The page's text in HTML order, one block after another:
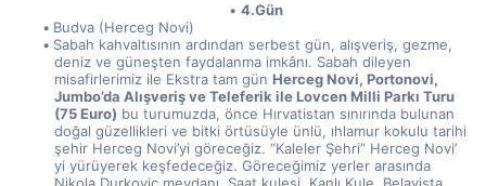
4.Gün
Budva (Herceg Novi)
Sabah kahvaltısının ardından serbest gün, alışveriş, gezme,
deniz ve güneşten faydalanma imkânı. Sabah dileyen
misafirlerimiz ile Ekstra tam gün Herceg Novi, Portonovi,
Jumbo’da Alışveriş ve Teleferik ile Lovcen Milli Parkı Turu
(75 Euro) bu turumuzda, önce Hırvatistan sınırında bulunan
doğal güzellikleri ve bitki örtüsüyle ünlü, ıhlamur kokulu tarihi
şehir Herceg Novi’yi göreceğiz. “Kaleler Şehri” Herceg Novi’
yi yürüyerek keşfedeceğiz. Göreceğimiz yerler arasında